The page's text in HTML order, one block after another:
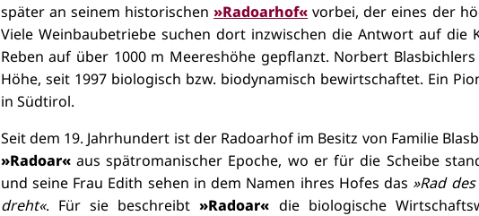
später an seinem historischen»Radoarhof« vorbei, der eines der
Viele Weinbaubetriebe suchen dort inzwischen die Antwort auf die
Reben auf über 1000 m Meereshöhe gepflanzt. Norbert
Höhe, seit 1997 biologisch bzw. biodynamisch bewirtschaftet. Ein
in Südtirol.
Seit dem 19. Jahrhundert ist der Radoarhof im Besitz von Familie
»Radoar«aus spätromanischer Epoche, wo er für die Scheibe
und seine Frau Edith sehen in dem Namen ihres Hofes das »Rad
dreht«. Für sie beschreibt»Radoar« die biologische